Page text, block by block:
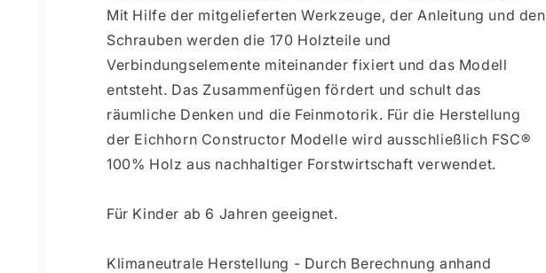
Mit Hilfe der mitgelieferten Werkzeuge, der Anleitung und den
Schrauben werden die 170 Holzteile und
Verbindungselemente miteinander fixiert und das Modell
entsteht. Das Zusammenfügen fördert und schult das
räumliche Denken und die Feinmotorik. Für die Herstellung
der Eichhorn Constructor Modelle wird ausschließlich FSC®
100% Holz aus nachhaltiger Forstwirtschaft verwendet.
Für Kinder ab 6 Jahren geeignet.
Klimaneutrale Herstellung - Durch Berechnung anhand